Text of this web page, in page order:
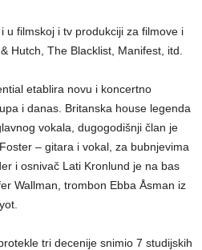
u filmskoj i tv produkciji za filmove i
Hutch, The Blacklist, Manifest, itd.
etablira novu i koncertno
i danas. Britanska house legenda
vokala, dugogodišnji član je
– gitara i vokal, za bubnjevima
i osnivač Lati Kronlund je na bas
Wallman, trombon Ebba Åsman iz
tri decenije snimio 7 studijskih